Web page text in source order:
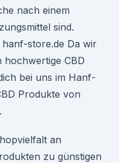
nach einem
sind.
store.de Da wir
hochwertige CBD
bei uns im Hanf-
Produkte von
an
zu günstigen